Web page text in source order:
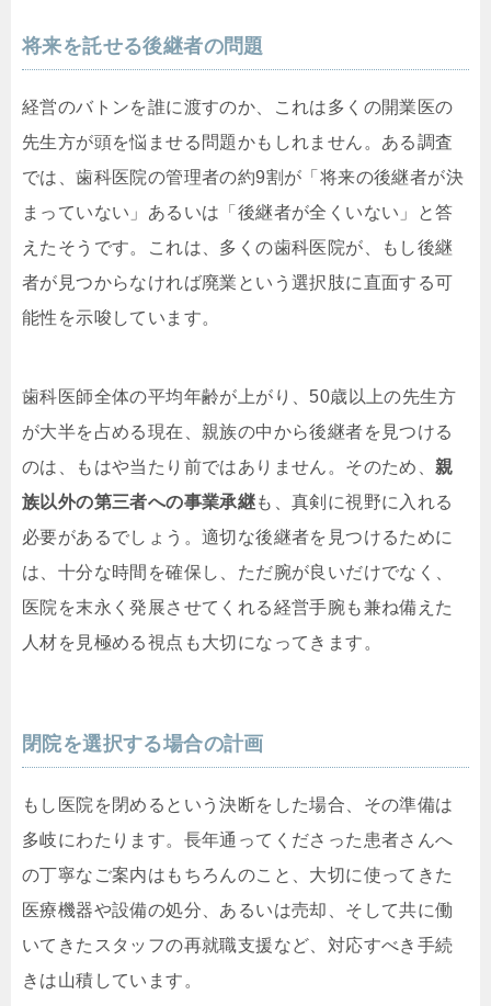
将来を託せる後継者の問題
経営のバトンを誰に渡すのか、これは多くの開業医の
先生方が頭を悩ませる問題かもしれません。ある調査
では、歯科医院の管理者の約9割が「将来の後継者が決
まっていない」あるいは「後継者が全くいない」と答
えたそうです。これは、多くの歯科医院が、もし後継
者が見つからなければ廃業という選択肢に直面する可
能性を示唆しています。
歯科医師全体の平均年齢が上がり、50歳以上の先生方
が大半を占める現在、親族の中から後継者を見つける
のは、もはや当たり前ではありません。そのため、 親
族以外の第三者への事業承継も、真剣に視野に入れる
必要があるでしょう。適切な後継者を見つけるために
は、十分な時間を確保し、ただ腕が良いだけでなく、
医院を末永く発展させてくれる経営手腕も兼ね備えた
人材を見極める視点も大切になってきます。
閉院を選択する場合の計画
もし医院を閉めるという決断をした場合、その準備は
多岐にわたります。長年通ってくださった患者さんへ
の丁寧なご案内はもちろんのこと、大切に使ってきた
医療機器や設備の処分、あるいは売却、そして共に働
いてきたスタッフの再就職支援など、対応すべき手続
きは山積しています。